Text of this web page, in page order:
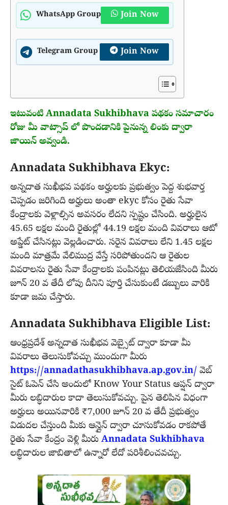
WhatsApp Group Join Now
Telegram Group Join Now
ఇటువంటి Annadata Sukhibhava పథకం సమాచారం
రోజు మీ వాట్సాప్ లో పొందడానికి పైనున్న లింకు ద్వారా
జాయిన్ అవ్వండి.
Annadata Sukhibhava Ekyc:
అన్నదాత సుఖీభవ పథకం అర్హులకు ప్రభుత్వం పెద్ద శుభవార్త
చెప్పడం జరిగింది అర్హులు అంతా ekyc కోసం రైతు సేవా
కేంద్రాలకు వెళ్లాల్సిన అవసరం లేదని స్పష్టం చేసింది. అర్హులైన
45.65 లక్షల మంది రైతుల్లో 44.19 లక్షల మంది వివరాలు ఆటో
అప్డేట్ చేసినట్లు వెల్లడించారు. సరైన వివరాలు లేని 1.45 లక్షల
మంది మాత్రమే వేలిముద్ర వేస్తే సరిపోతుందని ఆ రైతుల
వివరాలను రైతు సేవా కేంద్రాలకు పంపినట్లు తెలియజేసింది మీరు
జూన్ 20 వ తేదీ లోపు దీనిని పూర్తి చేసుకుంటే డబ్బులు వారికి
కూడా జమ చేస్తారు.
Annadata Sukhibhava Eligible List:
ఆంధ్రప్రదేశ్ అన్నదాత సుఖీభవ వెబ్సైట్ ద్వారా కూడా మీ
వివరాలు తెలుసుకోవచ్చు ముందుగా మీరు
https://annadathasukhibhava.ap.gov.in/ వెబ్
సైట్ ఓపెన్ చేసి అందులో Know Your Status ఆప్షన్ ద్వారా
మీరు లబ్ధిదారుల కాదా తెలుసుకోవచ్చు. పైన తెలిపిన విధంగా
అర్హులు అయినవారికి ₹7,000 జూన్ 20 వ తేదీ ప్రభుత్వం
విడుదల చేస్తుంది మీకు ఆన్లైన్ ద్వారా చూసుకోవడం రాకపోతే
రైతు సేవా కేంద్రం వెళ్లి మీరు Annadata Sukhibhava
లబ్ధిదారుల జాబితాలో ఉన్నారో లేదో పరిశీలించవచ్చు.